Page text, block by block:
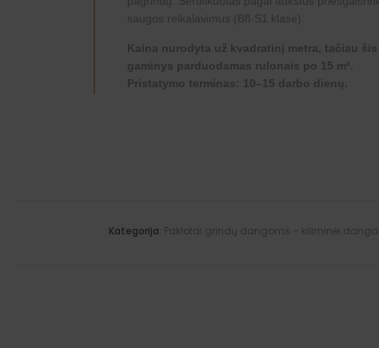
saugos reikalavimus (Bfl-S1 klasė).
Kaina nurodyta už kvadratinį metra, tačiau šis
gaminys parduodamas rulonais po 15 m².
Pristatymo terminas: 10–15 darbo dienų.
Kategorija: Paklotai grindų dangoms – kiliminei